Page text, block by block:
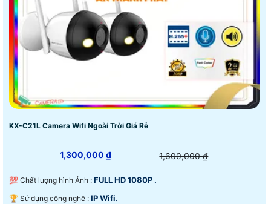
KX-C21L Camera Wifi Ngoài Trời Giá Rẻ
1,300,000 ₫ 1,600,000 ₫
💯 Chất lượng hình Ảnh : FULL HD 1080P .
🏆 Sử dụng công nghệ : IP Wifi.